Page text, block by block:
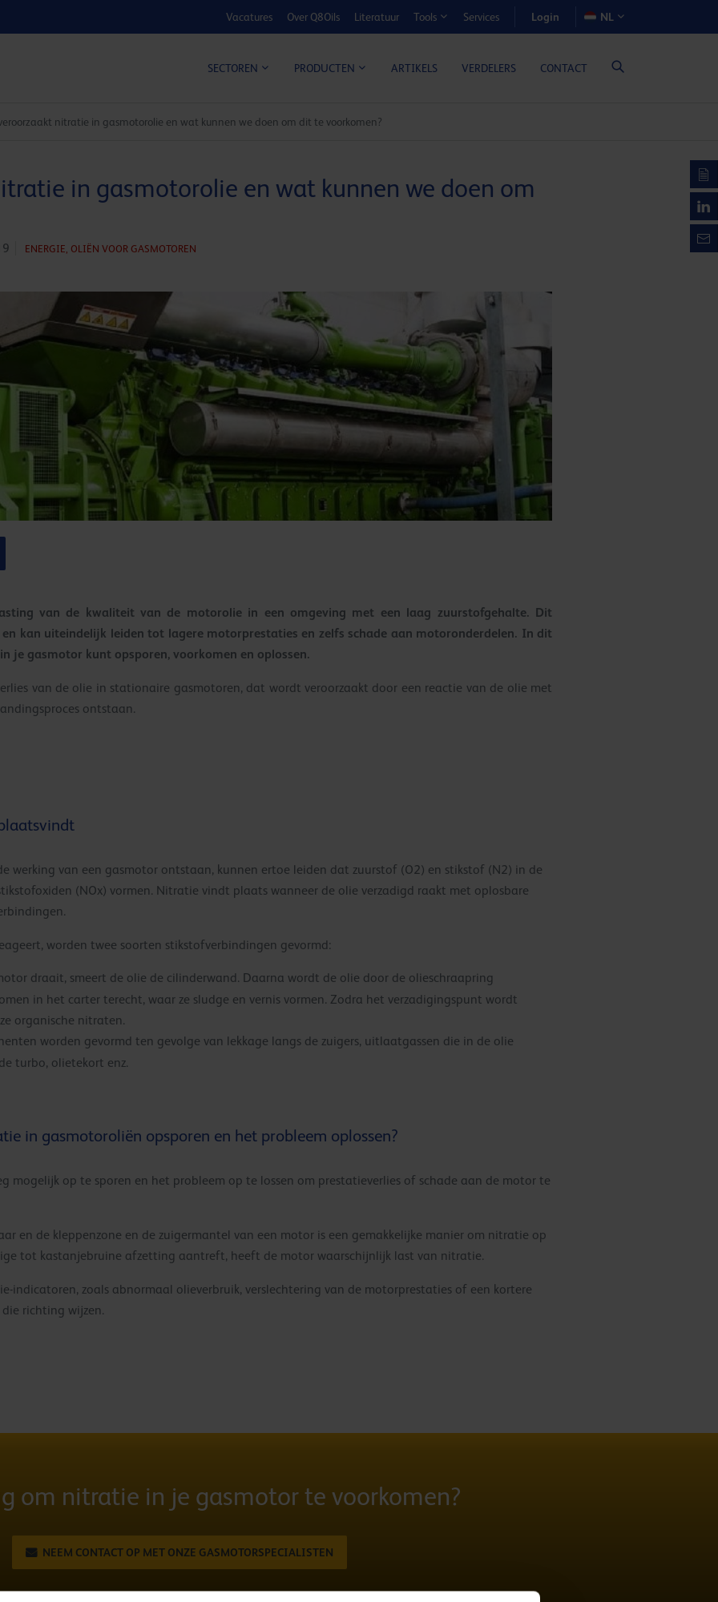
Vacatures Over Q8Oils Literatuur Tools Services Login NL
SECTOREN PRODUCTEN ARTIKELS VERDELERS CONTACT
nitratie in gasmotorolie en wat kunnen we doen om dit te voorkomen?
in gasmotorolie en wat kunnen we doen om
ENERGIE, OLIËN VOOR GASMOTOREN
van de kwaliteit van de motorolie in een omgeving met een laag zuurstofgehalte. Dit
kan uiteindelijk leiden tot lagere motorprestaties en zelfs schade aan motoronderdelen. In dit
je gasmotor kunt opsporen, voorkomen en oplossen.
van de olie in stationaire gasmotoren, dat wordt veroorzaakt door een reactie van de olie met
ontstaan.
werking van een gasmotor ontstaan, kunnen ertoe leiden dat zuurstof (O2) en stikstof (N2) in de
(NOx) vormen. Nitratie vindt plaats wanneer de olie verzadigd raakt met oplosbare
worden twee soorten stikstofverbindingen gevormd:
draait, smeert de olie de cilinderwand. Daarna wordt de olie door de olieschraapring
in het carter terecht, waar ze sludge en vernis vormen. Zodra het verzadigingspunt wordt
organische nitraten.
worden gevormd ten gevolge van lekkage langs de zuigers, uitlaatgassen die in de olie
turbo, olietekort enz.
in gasmotoroliën opsporen en het probleem oplossen?
mogelijk op te sporen en het probleem op te lossen om prestatieverlies of schade aan de motor te
en de kleppenzone en de zuigermantel van een motor is een gemakkelijke manier om nitratie op
tot kastanjebruine afzetting aantreft, heeft de motor waarschijnlijk last van nitratie.
indicatoren, zoals abnormaal olieverbruik, verslechtering van de motorprestaties of een kortere
richting wijzen.
om nitratie in je gasmotor te voorkomen?
NEEM CONTACT OP MET ONZE GASMOTORSPECIALISTEN